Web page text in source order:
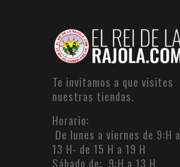
Te invitamos a que visites
nuestras tiendas.
Horario:
De lunes a viernes de 9:H a
13 H- de 15 H a 19 H
Sábado de: 9:H a 13 H